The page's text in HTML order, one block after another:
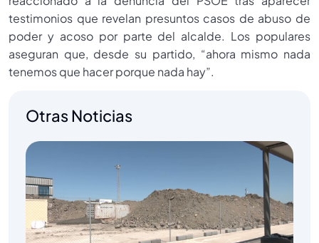
testimonios que revelan presuntos casos de abuso de
poder y acoso por parte del alcalde. Los populares
aseguran que, desde su partido, “ahora mismo nada
tenemos que hacer porque nada hay”.
Otras Noticias